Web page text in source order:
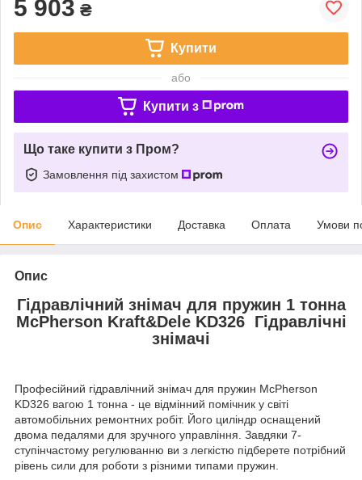
5 903 ₴
Купити
або
Купити з
Що таке купити з Пром?
Замовлення під захистом
Опис Характеристики Доставка Оплата Умови
Опис
Гідравлічний знімач для пружин 1 тонна
McPherson Kraft&Dele KD326 Гідравлічні
знімачі
Професійний гідравлічний знімач для пружин McPherson
KD326 вагою 1 тонна - це відмінний помічник у світі
автомобільних ремонтних робіт. Його циліндр оснащений
двома педалями для зручного управління. Завдяки 7-
ступінчастому регулюванню ви з легкістю підберете потрібний
рівень сили для роботи з різними типами пружин.